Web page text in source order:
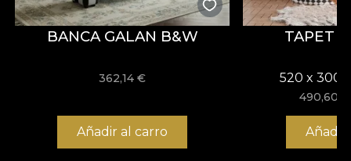
BANCA GALAN B&W
362,14€
Añadir al carro
TAPET
520 x 300
490,60
Añadir